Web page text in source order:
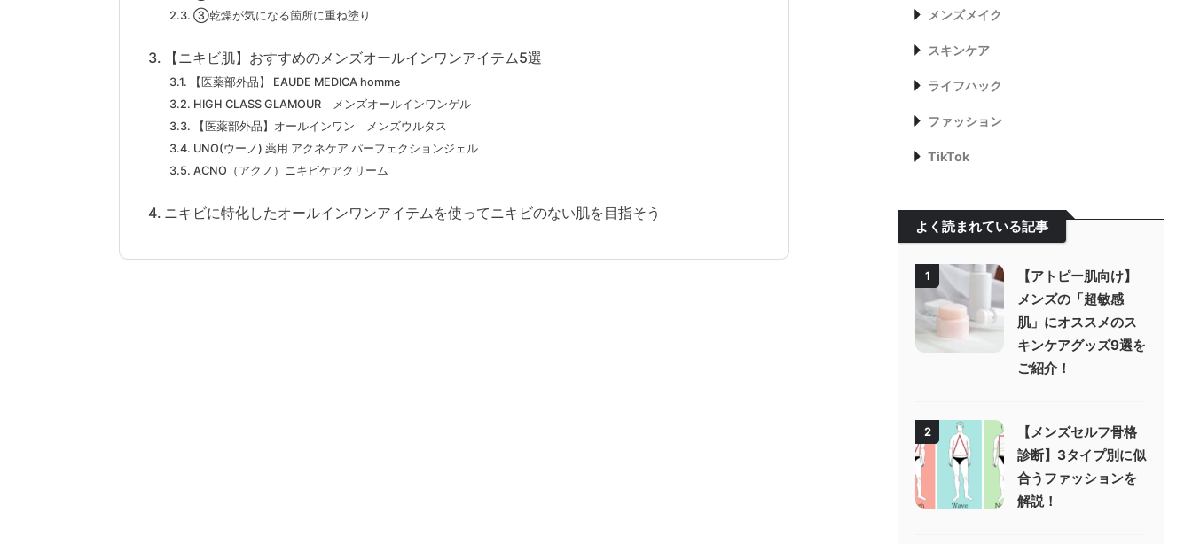
③乾燥が気になる箇所に重ね塗り
【ニキビ肌】おすすめのメンズオールインワンアイテム5選
【医薬部外品】 EAUDE MEDICA homme
HIGH CLASS GLAMOUR メンズオールインワンゲル
【医薬部外品】オールインワン メンズウルタス
UNO(ウーノ) 薬用 アクネケア パーフェクションジェル
ACNO（アクノ）ニキビケアクリーム
ニキビに特化したオールインワンアイテムを使ってニキビのない肌を目指そう
メンズメイク
スキンケア
ライフハック
ファッション
TikTok
よく読まれている記事
1
【アトピー肌向け】
メンズの「超敏感
肌」にオススメのス
キンケアグッズ9選を
ご紹介！
2
【メンズセルフ骨格
診断】3タイプ別に似
合うファッションを
解説！